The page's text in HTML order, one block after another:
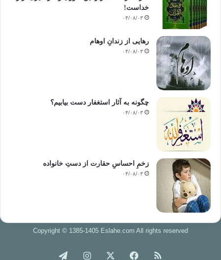
خداست‌!
۰۴/۰۸/۰۳
رهایی از زندانِ اوهام
۰۴/۰۸/۰۳
چگونه به آثار استغفار دست بیابیم؟
۰۴/۰۸/۰۳
زخمِ احساسِ حقارت از دستِ خانواده
۰۴/۰۸/۰۳
Copyright © 1385-1405 Eslahe.com All rights reserved
خوراک فیس اینستاگرام